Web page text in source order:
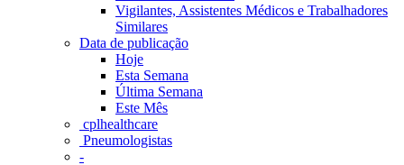
Vigilantes, Assistentes Médicos e Trabalhadores
Similares
Data de publicação
Hoje
Esta Semana
Última Semana
Este Mês
‎ cplhealthcare‬
Pneumologistas
-